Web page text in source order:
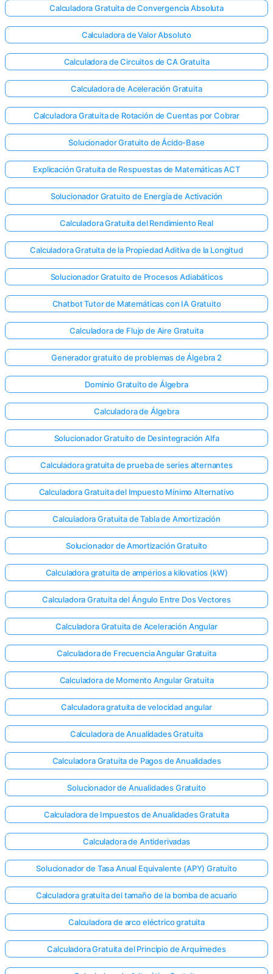
Calculadora Gratuita de Convergencia Absoluta
Calculadora de Valor Absoluto
Calculadora de Circuitos de CA Gratuita
Calculadora de Aceleración Gratuita
Calculadora Gratuita de Rotación de Cuentas por Cobrar
Solucionador Gratuito de Ácido-Base
Explicación Gratuita de Respuestas de Matemáticas ACT
Solucionador Gratuito de Energía de Activación
Calculadora Gratuita del Rendimiento Real
Calculadora Gratuita de la Propiedad Aditiva de la Longitud
Solucionador Gratuito de Procesos Adiabáticos
Chatbot Tutor de Matemáticas con IA Gratuito
Calculadora de Flujo de Aire Gratuita
Generador gratuito de problemas de Álgebra 2
Dominio Gratuito de Álgebra
Calculadora de Álgebra
Solucionador Gratuito de Desintegración Alfa
Calculadora gratuita de prueba de series alternantes
Calculadora Gratuita del Impuesto Mínimo Alternativo
Calculadora Gratuita de Tabla de Amortización
Solucionador de Amortización Gratuito
Calculadora gratuita de amperios a kilovatios (kW)
Calculadora Gratuita del Ángulo Entre Dos Vectores
Calculadora Gratuita de Aceleración Angular
Calculadora de Frecuencia Angular Gratuita
Calculadora de Momento Angular Gratuita
Calculadora gratuita de velocidad angular
Calculadora de Anualidades Gratuita
Calculadora Gratuita de Pagos de Anualidades
Solucionador de Anualidades Gratuito
Calculadora de Impuestos de Anualidades Gratuita
Calculadora de Antiderivadas
Solucionador de Tasa Anual Equivalente (APY) Gratuito
Calculadora gratuita del tamaño de la bomba de acuario
Calculadora de arco eléctrico gratuita
Calculadora Gratuita del Principio de Arquímedes